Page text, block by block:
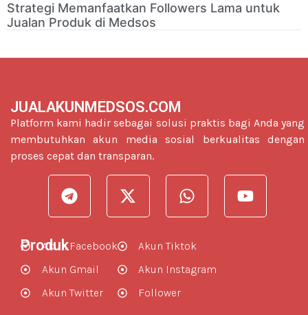
Strategi Memanfaatkan Followers Lama untuk
Jualan Produk di Medsos
JUALAKUNMEDSOS.COM
Platform kami hadir sebagai solusi praktis bagi Anda yang
membutuhkan akun media sosial berkualitas dengan
proses cepat dan transparan.
Produk
Akun Facebook
Akun Gmail
Akun Twitter
Akun Tiktok
Akun Instagram
Follower